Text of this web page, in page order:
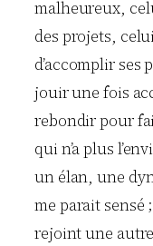
malheureux,
des projets,
d’accomplir
jouir une fois
rebondir pour
qui n’a plus
un élan, une
me parait
rejoint une